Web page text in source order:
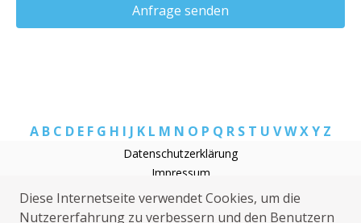
Anfrage senden
A B C D E F G H I J K L M N O P Q R S T U VWXY Z
Datenschutzerklärung
Impressum
Elektriker Maxdorf
Klempner Maxdorf
Diese Internetseite verwendet Cookies, um die
Nutzererfahrung zu verbessern und den Benutzern